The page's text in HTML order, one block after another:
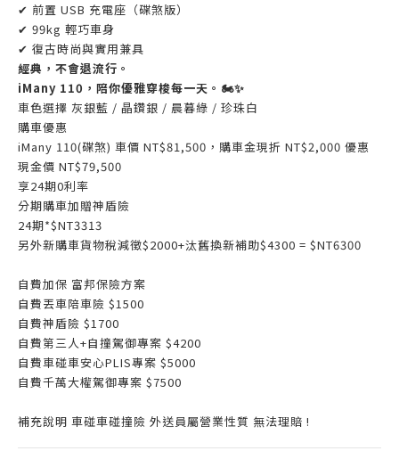
✔ 前置 USB 充電座（碟煞版）
✔ 99kg 輕巧車身
✔ 復古時尚與實用兼具
經典，不會退流行。
iMany 110，陪你優雅穿梭每一天。🏍️✨
車色選擇 灰銀藍 / 晶鑽銀 / 晨暮綠 / 珍珠白
購車優惠
iMany 110(碟煞) 車價 NT$81,500，購車金現折 NT$2,000 優惠
現金價 NT$79,500
享24期0利率
分期購車加贈神盾險
24期*$NT3313
另外新購車貨物稅減徵$2000+汰舊換新補助$4300 = $NT6300
自費加保 富邦保險方案
自費丟車陪車險 $1500
自費神盾險 $1700
自費第三人+自撞駕御專案 $4200
自費車碰車安心PLIS專案 $5000
自費千萬大權駕御專案 $7500
補充說明 車碰車碰撞險 外送員屬營業性質 無法理賠 !